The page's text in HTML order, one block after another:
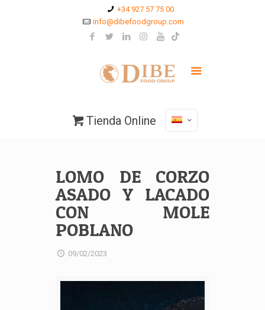
+34 927 57 75 00
info@dibefoodgroup.com
Tienda Online
LOMO DE CORZO
ASADO Y LACADO
CON MOLE
POBLANO
09/02/2023